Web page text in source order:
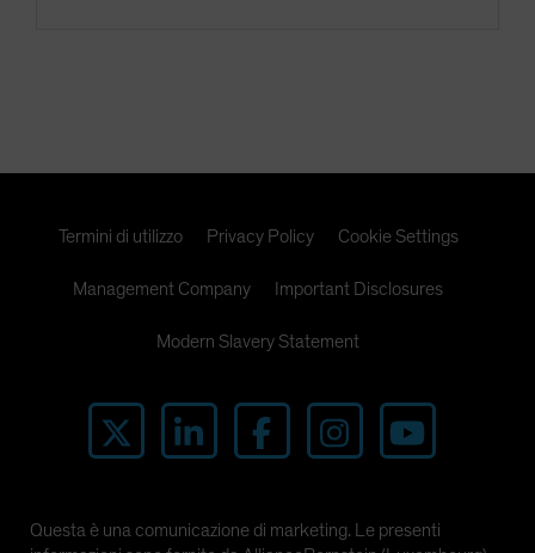
Termini di utilizzo Privacy Policy Cookie Settings
Management Company Important Disclosures
Modern Slavery Statement
Questa è una comunicazione di marketing. Le presenti